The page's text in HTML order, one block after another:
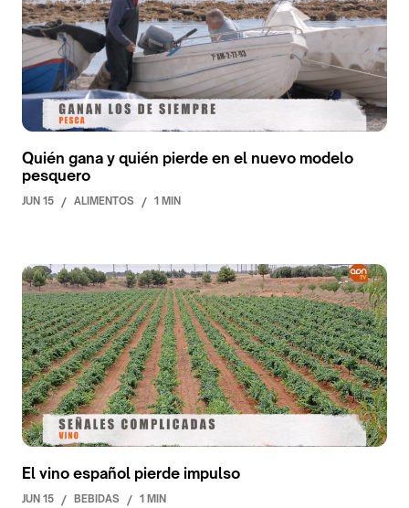
Quién gana y quién pierde en el nuevo modelo
pesquero
JUN 15 / ALIMENTOS / 1 MIN
El vino español pierde impulso
JUN 15 / BEBIDAS / 1 MIN